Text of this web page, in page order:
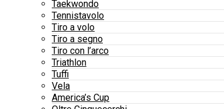
Taekwondo
Tennistavolo
Tiro a volo
Tiro a segno
Tiro con l’arco
Triathlon
Tuffi
Vela
America’s Cup